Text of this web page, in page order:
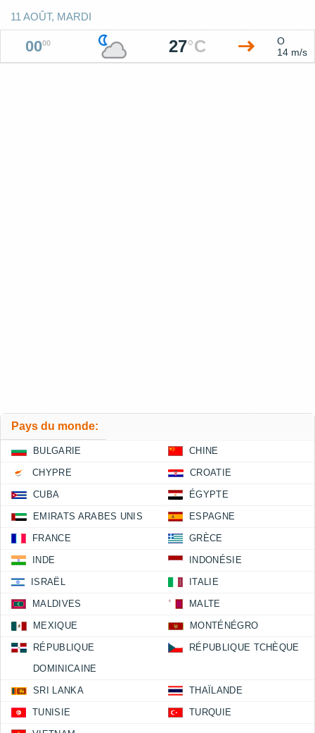
11 AOÛT, MARDI
0000 27°C
O
14 m/s
Pays du monde:
BULGARIE CHINE
CHYPRE CROATIE
CUBA ÉGYPTE
EMIRATS ARABES UNIS ESPAGNE
FRANCE GRÈCE
INDE INDONÉSIE
ISRAËL ITALIE
MALDIVES MALTE
MEXIQUE MONTÉNÉGRO
RÉPUBLIQUE
DOMINICAINE
RÉPUBLIQUE TCHÈQUE
SRI LANKA THAÏLANDE
TUNISIE TURQUIE